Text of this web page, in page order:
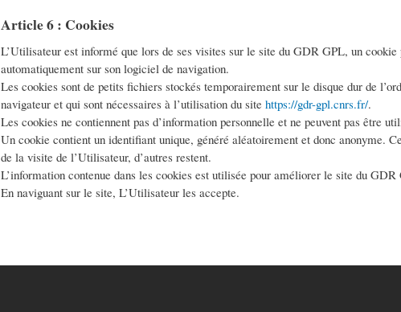
Article 6 : Cookies
L’Utilisateur est informé que lors de ses visites sur le site du GDR GPL, un cookie
automatiquement sur son logiciel de navigation.
Les cookies sont de petits fichiers stockés temporairement sur le disque dur de
navigateur et qui sont nécessaires à l’utilisation du site https://gdr-gpl.cnrs.fr/.
Les cookies ne contiennent pas d’information personnelle et ne peuvent pas être
Un cookie contient un identifiant unique, généré aléatoirement et donc anonyme.
de la visite de l’Utilisateur, d’autres restent.
L’information contenue dans les cookies est utilisée pour améliorer le site du GDR
En naviguant sur le site, L’Utilisateur les accepte.